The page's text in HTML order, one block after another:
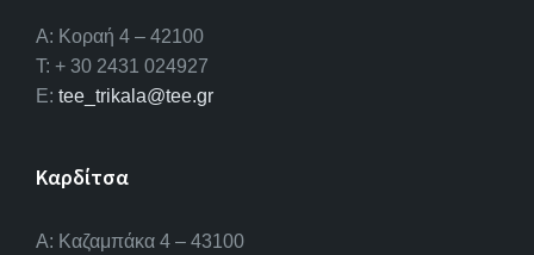
Α: Κοραή 4 – 42100
T: + 30 2431 024927
E: tee_trikala@tee.gr
Καρδίτσα
Α: Καζαμπάκα 4 – 43100